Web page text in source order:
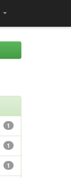
1
1
1